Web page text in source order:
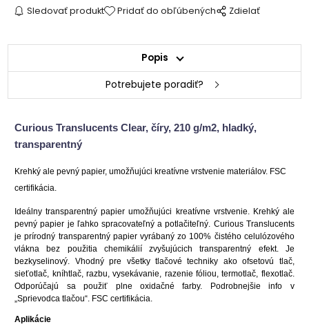
Sledovať produkt Pridať do obľúbených Zdielať
Popis
Potrebujete poradiť?
Curious Translucents Clear, číry, 210 g/m2, hladký,
transparentný
Krehký ale pevný papier, umožňujúci kreatívne vrstvenie materiálov. FSC
certifikácia.
Ideálny transparentný papier umožňujúci kreatívne vrstvenie. Krehký ale
pevný papier je ľahko spracovateľný a potlačiteľný. Curious Translucents
je prírodný transparentný papier vyrábaný zo 100% čistého celulózového
vlákna bez použitia chemikálií zvyšujúcich transparentný efekt. Je
bezkyselinový. Vhodný pre všetky tlačové techniky ako ofsetovú tlač,
sieťotlač, kníhtlač, razbu, vysekávanie, razenie fóliou, termotlač, flexotlač.
Odporúčajú sa použiť plne oxidačné farby. Podrobnejšie info v
„Sprievodca tlačou“. FSC certifikácia.
Aplikácie